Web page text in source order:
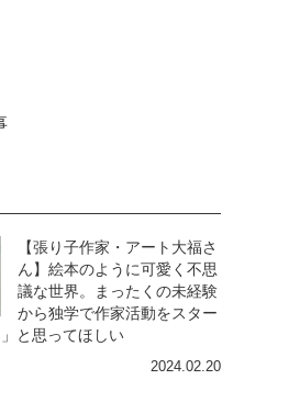
【張り子作家・アート大福さ
ん】絵本のように可愛く不思
議な世界。まったくの未経験
から独学で作家活動をスター
と思ってほしい
2024.02.20